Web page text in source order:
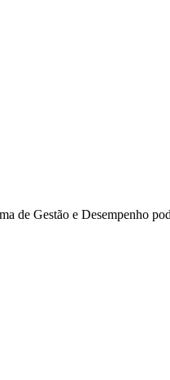
de Gestão e Desempenho